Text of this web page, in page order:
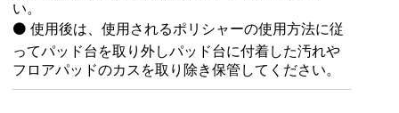
い。
⚫ 使用後は、使用されるポリシャーの使用方法に従
ってパッド台を取り外しパッド台に付着した汚れや
フロアパッドのカスを取り除き保管してください。